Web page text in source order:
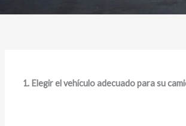
1. Elegir el vehículo adecuado para su